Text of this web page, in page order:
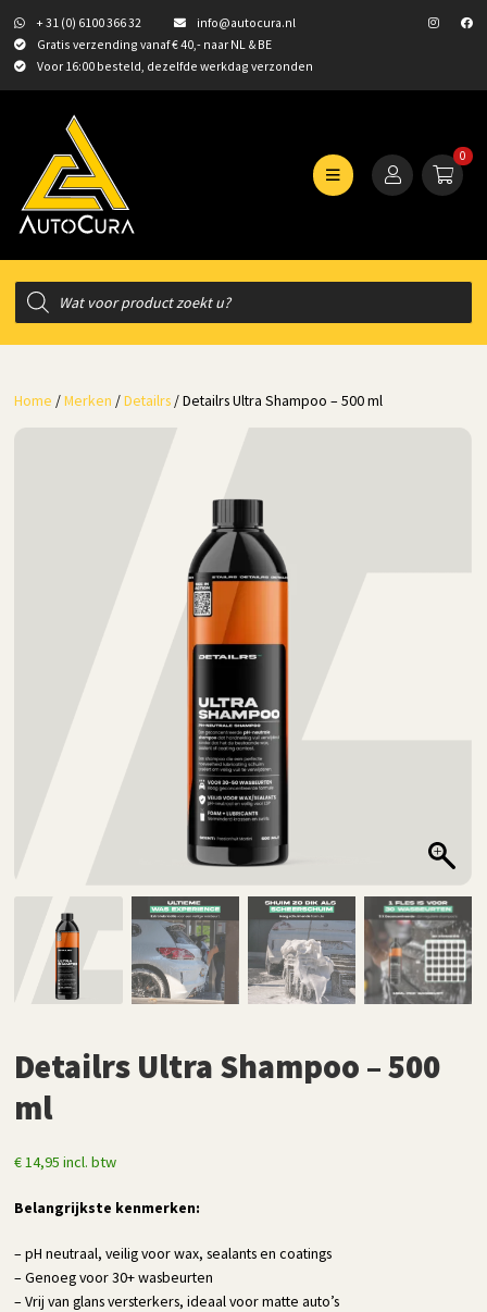
+ 31 (0) 6100 366 32
info@autocura.nl
Gratis verzending vanaf € 40,- naar NL & BE
Voor 16:00 besteld, dezelfde werkdag verzonden
0
Producten
zoeken
Home /Merken /Detailrs / Detailrs Ultra Shampoo – 500 ml
Detailrs Ultra Shampoo – 500
ml
€14,95 incl. btw
Belangrijkste kenmerken:
– pH neutraal, veilig voor wax, sealants en coatings
– Genoeg voor 30+ wasbeurten
– Vrij van glans versterkers, ideaal voor matte auto’s